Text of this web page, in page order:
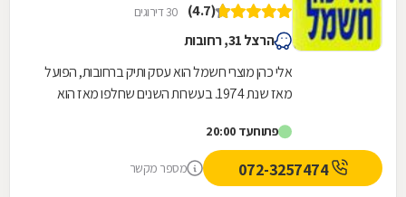
(4.7) 30 דירוגים
הרצל 31, רחובות
אלי כהן מוצרי חשמל הוא עסק ותיק ברחובות, הפועל
מאז שנת 1974. בעשרות השנים שחלפו מאז הוא
מגוונים,...
פתוחעד 20:00
072-3257474 מספר מקשר